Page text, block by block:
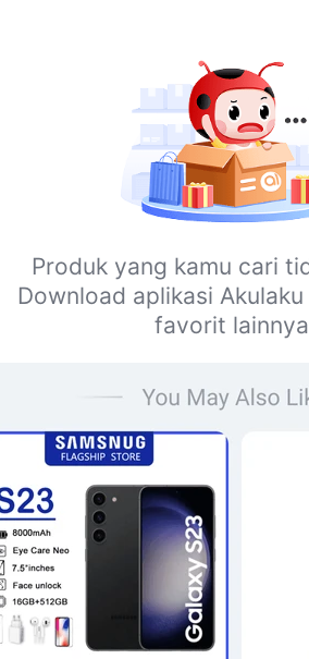
Produk yang kamu cari
Download aplikasi
favorit